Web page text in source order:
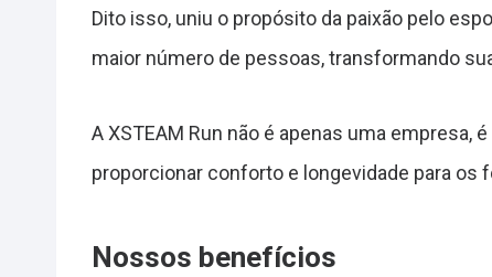
Dito isso, uniu o propósito da paixão pelo
maior número de pessoas, transformando
A XSTEAM Run não é apenas uma
proporcionar conforto e longevidade para os
Nossos benefícios